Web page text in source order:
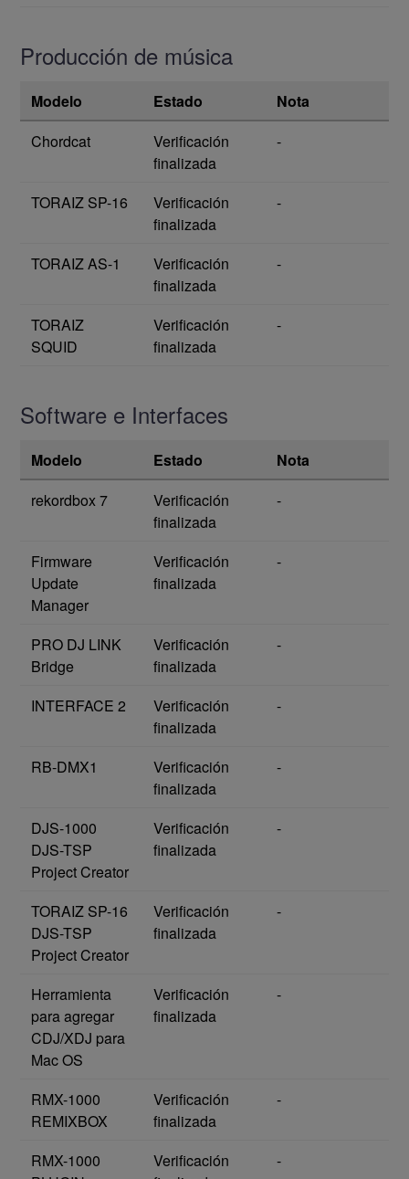
Producción de música
Modelo Estado
Nota
Chordcat
Verificación
finalizada
-
TORAIZ SP-16
Verificación
finalizada
-
TORAIZ AS-1
Verificación
finalizada
-
TORAIZ
SQUID
Verificación
finalizada
-
Software e Interfaces
Modelo Estado
Nota
rekordbox 7
Verificación
finalizada
-
Firmware
Update
Manager
Verificación
finalizada
-
PRO DJ LINK
Bridge
Verificación
finalizada
-
INTERFACE 2
Verificación
finalizada
-
RB-DMX1
Verificación
finalizada
-
DJS-1000
DJS-TSP
Project Creator
Verificación
finalizada
-
TORAIZ SP-16
DJS-TSP
Project Creator
Verificación
finalizada
-
Herramienta
para agregar
CDJ/XDJ para
Mac OS
Verificación
finalizada
-
RMX-1000
REMIXBOX
Verificación
finalizada
-
RMX-1000
Verificación
-